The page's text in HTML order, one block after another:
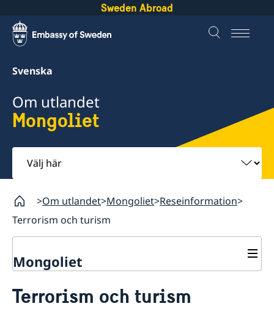
Sweden Abroad
Svenska
Om utlandet
Mongoliet
Välj
här
Om utlandet Mongoliet Reseinformation
Terrorism och turism
Mongoliet
Hjälp till svenskar i Mongoliet
Terrorism och turism